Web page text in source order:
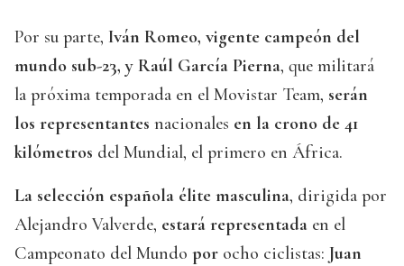
Por su parte, Iván Romeo, vigente campeón del
mundo sub-23, y Raúl García Pierna, que militará
la próxima temporada en el Movistar Team, serán
los representantes nacionales en la crono de 41
kilómetros del Mundial, el primero en África.
La selección española élite masculina, dirigida por
Alejandro Valverde, estará representada en el
Campeonato del Mundo por ocho ciclistas: Juan